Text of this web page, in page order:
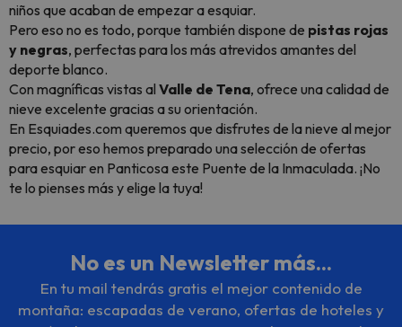
niños que acaban de empezar a esquiar.
Pero eso no es todo, porque también dispone de pistas rojas
y negras, perfectas para los más atrevidos amantes del
deporte blanco.
Con magníficas vistas al Valle de Tena, ofrece una calidad de
nieve excelente gracias a su orientación.
En Esquiades.com queremos que disfrutes de la nieve al mejor
precio, por eso hemos preparado una selección de ofertas
para esquiar en Panticosa este Puente de la Inmaculada. ¡No
te lo pienses más y elige la tuya!
No es un Newsletter más...
En tu mail tendrás gratis el mejor contenido de
montaña: escapadas de verano, ofertas de hoteles y